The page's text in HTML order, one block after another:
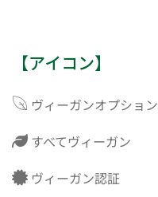
【アイコン】
ヴィーガンオプション
すべてヴィーガン
ヴィーガン認証